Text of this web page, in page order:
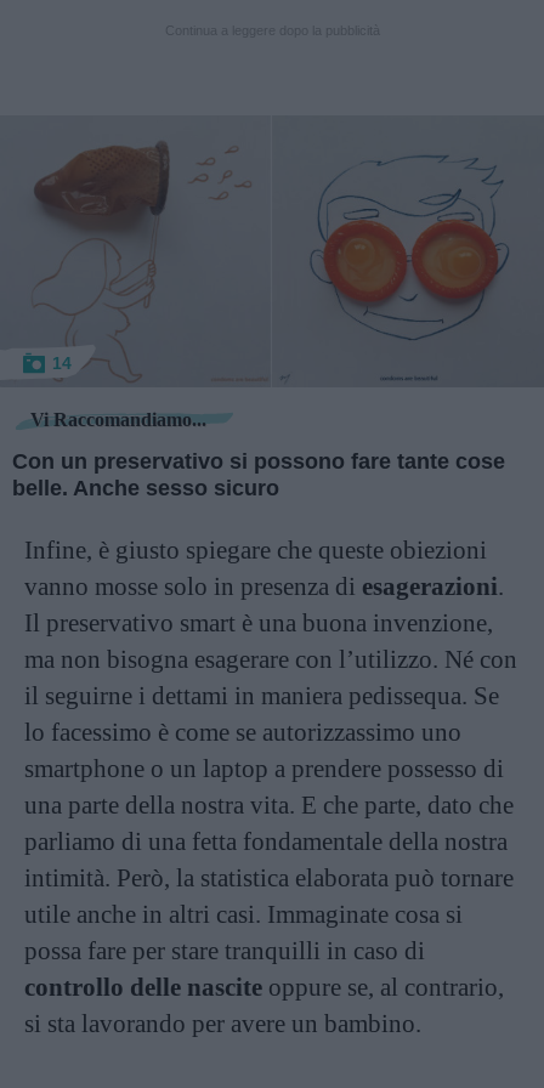
14
Vi Raccomandiamo...
Con un preservativo si possono fare tante cose
belle. Anche sesso sicuro
Infine, è giusto spiegare che queste obiezioni
vanno mosse solo in presenza di esagerazioni.
Il preservativo smart è una buona invenzione,
ma non bisogna esagerare con l’utilizzo. Né con
il seguirne i dettami in maniera pedissequa. Se
lo facessimo è come se autorizzassimo uno
smartphone o un laptop a prendere possesso di
una parte della nostra vita. E che parte, dato che
parliamo di una fetta fondamentale della nostra
intimità. Però, la statistica elaborata può tornare
utile anche in altri casi. Immaginate cosa si
possa fare per stare tranquilli in caso di
controllo delle nascite oppure se, al contrario,
si sta lavorando per avere un bambino.